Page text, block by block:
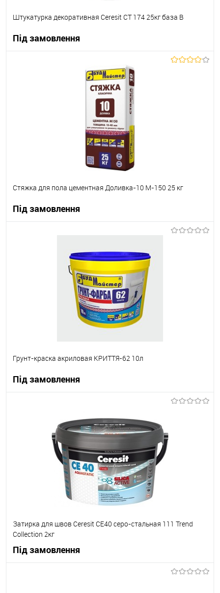
Штукатурка декоративная Ceresit СТ 174 25кг база В
Під замовлення
В корзину
Під замовлення
Стяжка для пола цементная Доливка-10 М-150 25 кг
Під замовлення
Під замовлення
Грунт-краска акриловая КРИТТЯ-62 10л
Під замовлення
В вибране Під замовлення
Затирка для швов Ceresit СЕ40 серо-стальная 111 Trend
Collection 2кг
Під замовлення